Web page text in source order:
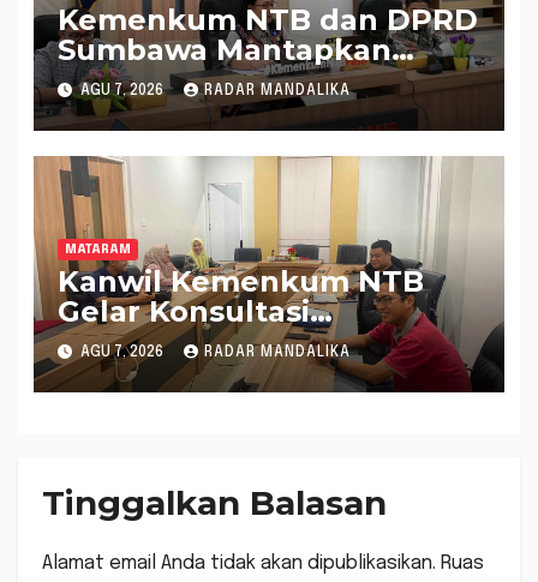
Kemenkum NTB dan DPRD
Sumbawa Mantapkan
Rencana Pembentukan 8
Raperda Inisiatif
AGU 7, 2026 RADAR MANDALIKA
MATARAM
Kanwil Kemenkum NTB
Gelar Konsultasi
Penghitungan Kebutuhan
Formasi JF Perancang
Peraturan Perundang-
AGU 7, 2026 RADAR MANDALIKA
Tinggalkan Balasan
Alamat email Anda tidak akan dipublikasikan. Ruas